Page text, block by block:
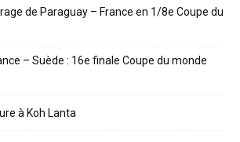
de Paraguay – France en 1/8e Coupe du
– Suède : 16e finale Coupe du monde
à Koh Lanta